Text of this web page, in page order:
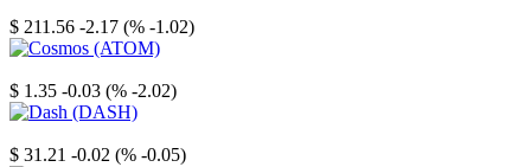
$ 211.56 -2.17 (% -1.02)
$ 1.35 -0.03 (% -2.02)
$ 31.21 -0.02 (% -0.05)